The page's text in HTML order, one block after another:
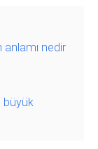
anlamı nedir
büyük